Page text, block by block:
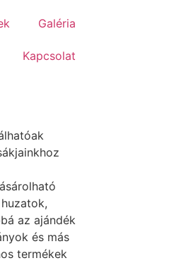
Galéria
Kapcsolat
az ajándék
és más
termékek